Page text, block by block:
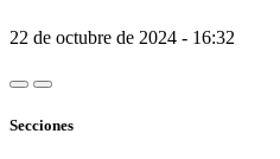
22 de octubre de 2024 - 16:32
Secciones